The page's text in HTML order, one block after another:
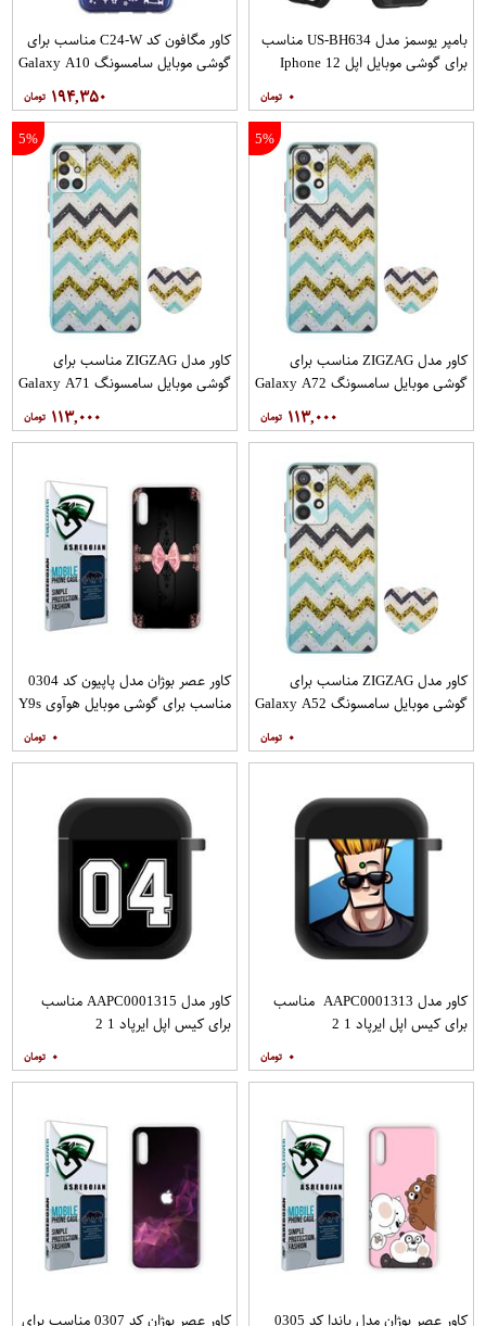
بامپر یوسمز مدل US-BH634 مناسب
برای گوشی موبایل اپل Iphone 12
۰
کاور مگافون کد C24-W مناسب برای
گوشی موبایل سامسونگ Galaxy A10
۱۹۴,۳۵۰
5%
کاور مدل ZIGZAG مناسب برای
گوشی موبایل سامسونگ Galaxy A72
۱۱۳,۰۰۰
5%
کاور مدل ZIGZAG مناسب برای
گوشی موبایل سامسونگ Galaxy A71
۱۱۳,۰۰۰
کاور مدل ZIGZAG مناسب برای
گوشی موبایل سامسونگ Galaxy A52
۰
کاور عصر بوژان مدل پاپیون کد 0304
مناسب برای گوشی موبایل هوآوی Y9s
۰
کاور مدل AAPC0001313 مناسب
برای کیس اپل ایرپاد 1 2
۰
کاور مدل AAPC0001315 مناسب
برای کیس اپل ایرپاد 1 2
۰
کاور عصر بوژان مدل پاندا کد 0305 کاور عصر بوژان کد 0307 مناسب برای